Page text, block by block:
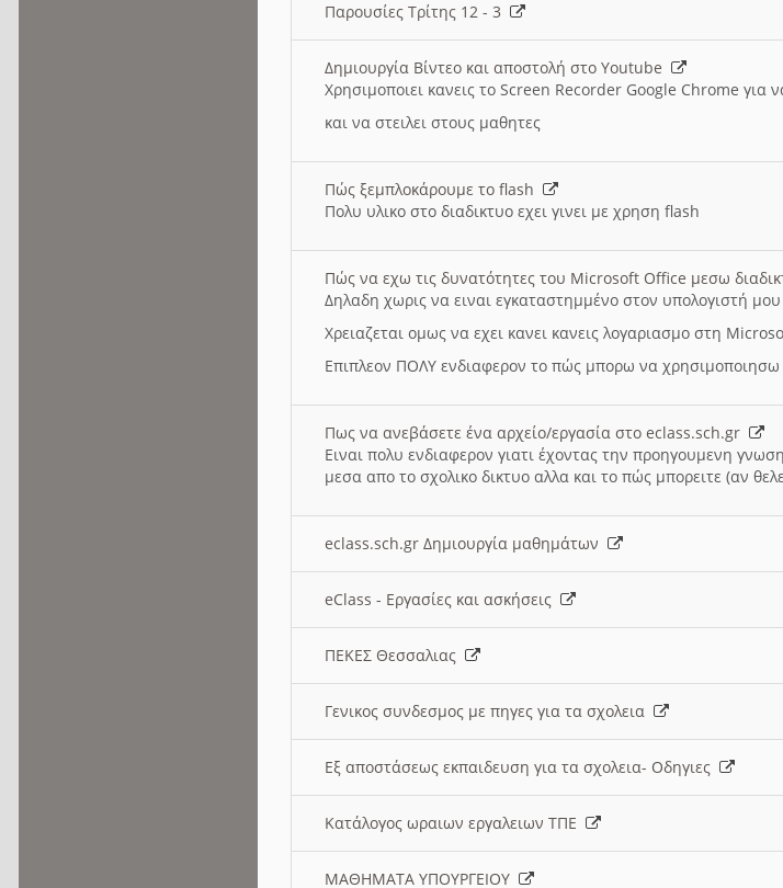
Παρουσίες Τρίτης 12 - 3
Δημιουργία Βίντεο και αποστολή στο Youtube
Χρησιμοποιει κανεις το Screen Recorder Google Chrome για
και να στειλει στους μαθητες
Πώς ξεμπλοκάρουμε το flash
Πολυ υλικο στο διαδικτυο εχει γινει με χρηση flash
Πώς να εχω τις δυνατότητες του Microsoft Office μεσω
Δηλαδη χωρις να ειναι εγκαταστημμένο στον υπολογιστή μου
Χρειαζεται ομως να εχει κανει κανεις λογαριασμο στη
Επιπλεον ΠΟΛΥ ενδιαφερον το πώς μπορω να
Πως να ανεβάσετε ένα αρχείο/εργασία στο eclass.sch.gr
Ειναι πολυ ενδιαφερον γιατι έχοντας την προηγουμενη
μεσα απο το σχολικο δικτυο αλλα και το πώς μπορειτε (αν
eclass.sch.gr Δημιουργία μαθημάτων
eClass - Εργασίες και ασκήσεις
ΠΕΚΕΣ Θεσσαλιας
Γενικος συνδεσμος με πηγες για τα σχολεια
Εξ αποστάσεως εκπαιδευση για τα σχολεια- Οδηγιες
Κατάλογος ωραιων εργαλειων ΤΠΕ
ΜΑΘΗΜΑΤΑ ΥΠΟΥΡΓΕΙΟΥ